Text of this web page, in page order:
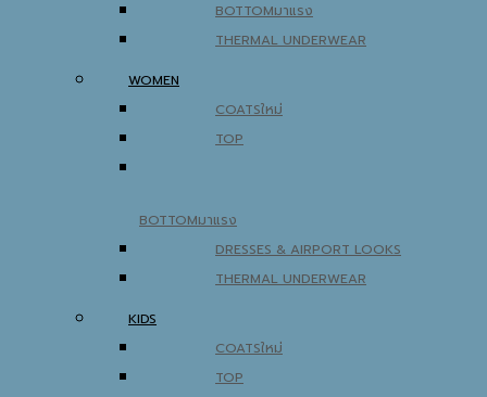
BOTTOM
THERMAL UNDERWEAR
WOMEN
COATS
TOP
BOTTOM
DRESSES & AIRPORT LOOKS
THERMAL UNDERWEAR
KIDS
COATS
TOP